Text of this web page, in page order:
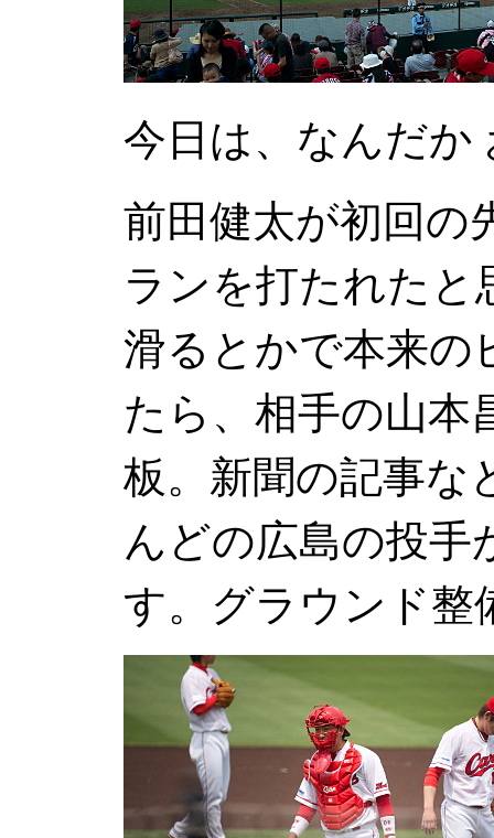
今日は、なんだか
前田健太が初回の
ランを打たれた
滑るとかで本来の
たら、相手の山本
板。新聞の記事な
んどの広島の投手
す。グラウンド整